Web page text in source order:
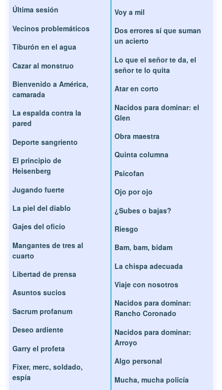
Última sesión
Vecinos problemáticos
Tiburón en el agua
Cazar al monstruo
Bienvenido a América,
camarada
La espalda contra la
pared
Deporte sangriento
El principio de
Heisenberg
Jugando fuerte
La piel del diablo
Gajes del oficio
Mangantes de tres al
cuarto
Libertad de prensa
Asuntos sucios
Sacrum profanum
Deseo ardiente
Garry el profeta
Fixer, merc, soldado,
espía
Voy a mil
Dos errores sí que suman
un acierto
Lo que el señor te da, el
señor te lo quita
Atar en corto
Nacidos para dominar: el
Glen
Obra maestra
Quinta columna
Psicofan
Ojo por ojo
¿Subes o bajas?
Riesgo
Bam, bam, bidam
La chispa adecuada
Viaje con nosotros
Nacidos para dominar:
Rancho Coronado
Nacidos para dominar:
Arroyo
Algo personal
Mucha, mucha policía